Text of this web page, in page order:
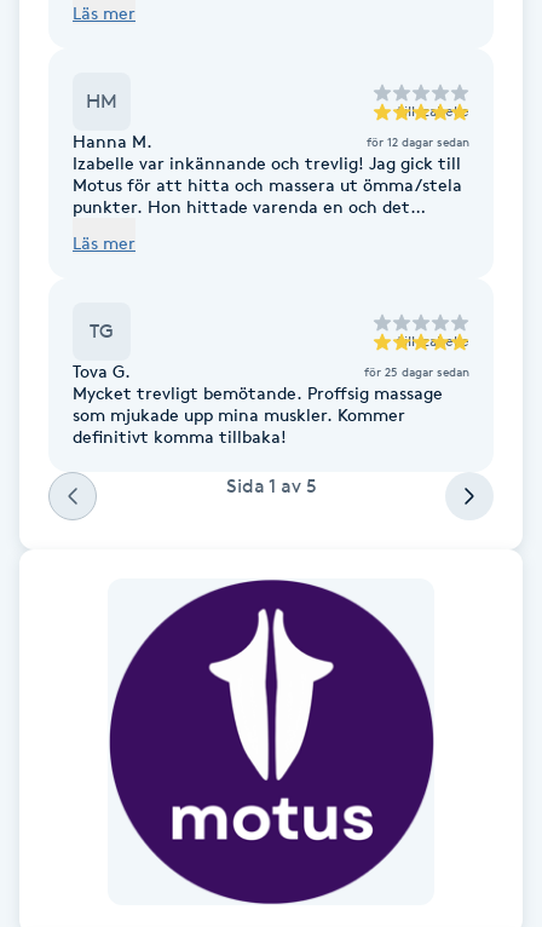
Gelenaglar
Gellack med förstärkning
Gravidmassage
Gruppträning
Gua Sha-massage
Herrklippning
Läs mer
HM till Izabelle
Hanna M. för 12 dagar sedan
Izabelle var inkännande och trevlig! Jag gick till
Motus för att hitta och massera ut ömma/stela
punkter. Hon hittade varenda en och det
Läs mer
TG till Izabelle
Tova G. för 25 dagar sedan
Mycket trevligt bemötande. Proffsig massage
som mjukade upp mina muskler. Kommer
definitivt komma tillbaka!
Sida 1 av 5